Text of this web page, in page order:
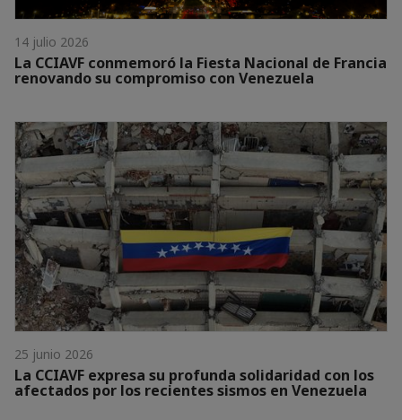
14 julio 2026
La CCIAVF conmemoró la Fiesta Nacional de Francia
renovando su compromiso con Venezuela
25 junio 2026
La CCIAVF expresa su profunda solidaridad con los
afectados por los recientes sismos en Venezuela